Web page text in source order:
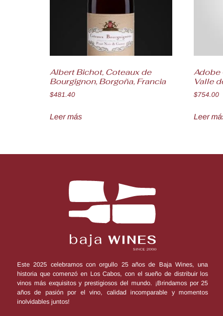
Albert Bichot, Coteaux de
Bourgignon, Borgoña, Francia
$481.40
Leer más
Adobe
Valle
$754.00
Leer
Este 2025 celebramos con orgullo 25 años de Baja Wines, una
historia que comenzó en Los Cabos, con el sueño de distribuir los
vinos más exquisitos y prestigiosos del mundo. ¡Brindamos por 25
años de pasión por el vino, calidad incomparable y momentos
inolvidables juntos!